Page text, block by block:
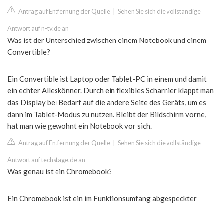
Antrag auf Entfernung der Quelle Sehen Sie sich die vollständige
Antwort auf n-tv.de an
Was ist der Unterschied zwischen einem Notebook und einem
Convertible?
Ein Convertible ist Laptop oder Tablet-PC in einem und damit
ein echter Alleskönner. Durch ein flexibles Scharnier klappt man
das Display bei Bedarf auf die andere Seite des Geräts, um es
dann im Tablet-Modus zu nutzen. Bleibt der Bildschirm vorne,
hat man wie gewohnt ein Notebook vor sich.
Antrag auf Entfernung der Quelle Sehen Sie sich die vollständige
Antwort auf techstage.de an
Was genau ist ein Chromebook?
Ein Chromebook ist ein im Funktionsumfang abgespeckter